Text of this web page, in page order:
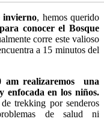
invierno, hemos querido
conocer el Bosque
corre este valioso
a 15 minutos del
am realizaremos una
enfocada en los niños.
trekking por senderos
de salud ni